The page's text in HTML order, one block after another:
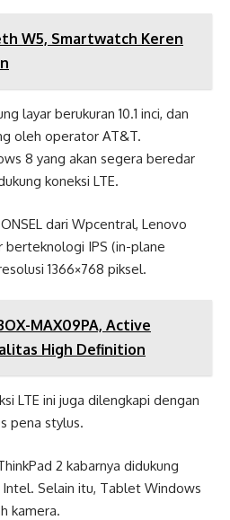
W5, Smartwatch Keren
layar berukuran 10.1 inci, dan
oleh operator AT&T.
8 yang akan segera beredar
koneksi LTE.
dari Wpcentral, Lenovo
berteknologi IPS (in-plane
1366×768 piksel.
MAX09PA, Active
High Definition
LTE ini juga dilengkapi dengan
pena stylus.
2 kabarnya didukung
Selain itu, Tablet Windows
kamera.